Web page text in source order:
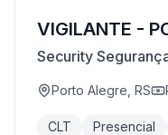
VIGILANTE -
Security
Porto Alegre, RS
CLT Presencial